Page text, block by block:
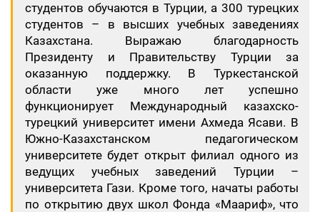
студентов обучаются в Турции, а 300 турецких
студентов – в высших учебных заведениях
Казахстана. Выражаю благодарность
Президенту и Правительству Турции за
оказанную поддержку. В Туркестанской
области уже много лет успешно
функционирует Международный казахско-
турецкий университет имени Ахмеда Ясави. В
Южно-Казахстанском педагогическом
университете будет открыт филиал одного из
ведущих учебных заведений Турции –
университета Гази. Кроме того, начаты работы
по открытию двух школ Фонда «Маариф», что